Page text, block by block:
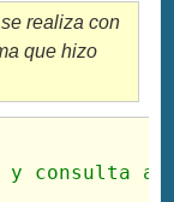
realiza con
que hizo
consulta a